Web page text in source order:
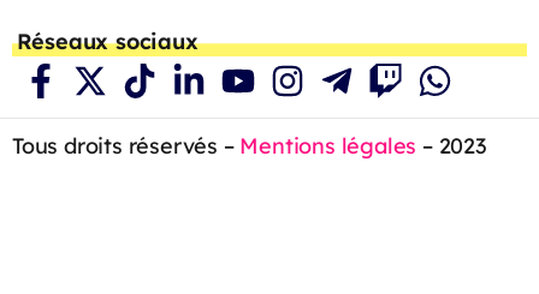
Réseaux sociaux
Tous droits réservés – Mentions légales – 2023